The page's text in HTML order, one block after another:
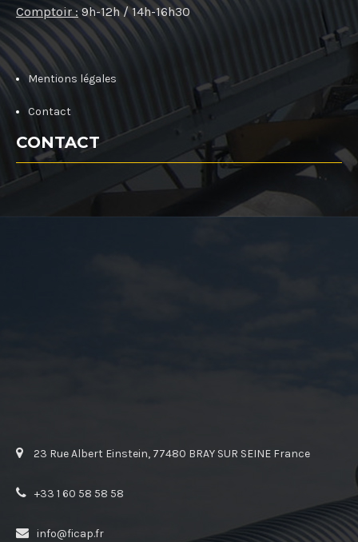
Comptoir : 9h-12h / 14h-16h30
Mentions légales
Contact
CONTACT
23 Rue Albert Einstein, 77480 BRAY SUR SEINE France
+33 1 60 58 58 58
info@ficap.fr